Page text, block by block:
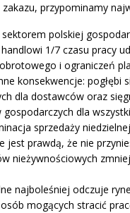
przypominamy
polskiej
1/7 czasu pracy
i ograniczeń
konsekwencje:
dla dostawców oraz
dla
sprzedaży
jest prawdą, że nie
nieżywnościowych
najboleśniej odczuje
mogących stracić